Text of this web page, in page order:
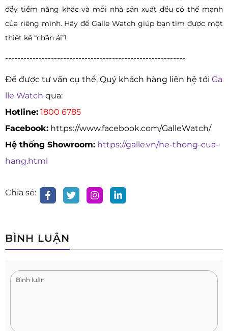
đầy tiềm năng khác và mỗi nhà sản xuất đều có thế mạnh
của riêng mình. Hãy để Galle Watch giúp bạn tìm được một
thiết kế “chân ái”!
-----------------------------------------------------------
Để được tư vấn cụ thể, Quý khách hàng liên hệ tới Ga
lle Watch qua:
Hotline: 1800 6785
Facebook: https://www.facebook.com/GalleWatch/
Hệ thống Showroom: https://galle.vn/he-thong-cua-
hang.html
Chia sẻ:
BÌNH LUẬN